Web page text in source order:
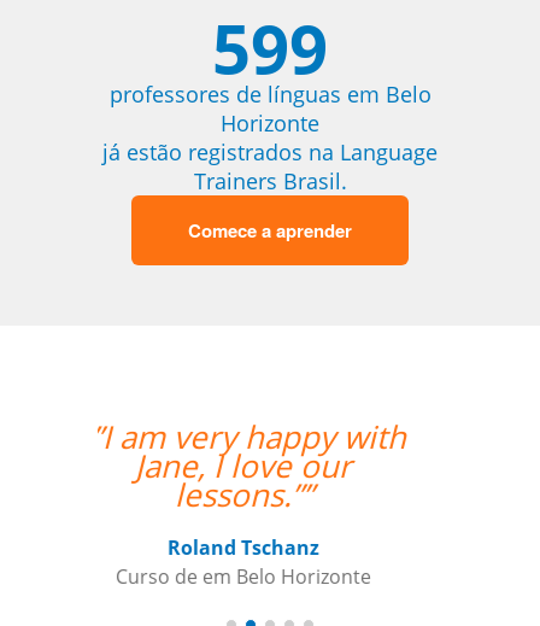
599
professores de línguas em Belo
Horizonte
já estão registrados na Language
Trainers Brasil.
Comece a aprender
“”Working with Jane
was fantastic. ””
Curso de Português em Belo
Horizonte